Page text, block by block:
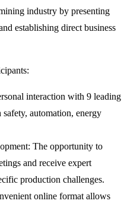
industry by presenting
establishing direct business
interaction with 9 leading
automation, energy
The opportunity to
and receive expert
production challenges.
online format allows